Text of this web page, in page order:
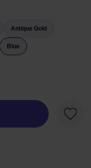
Antique Gold
Blue